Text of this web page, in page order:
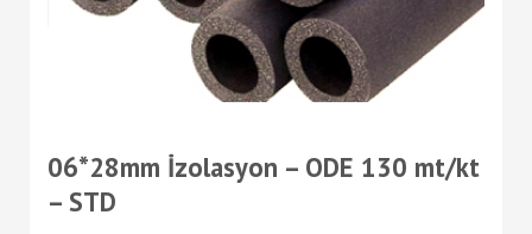
06*28mm İzolasyon – ODE 130 mt/kt
– STD